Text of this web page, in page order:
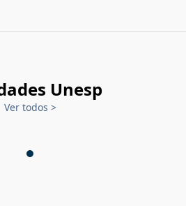
Unesp
Ver todos >